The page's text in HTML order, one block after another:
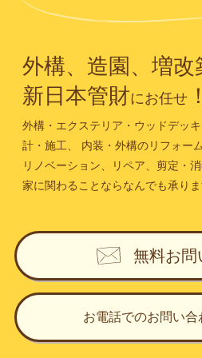
外構、造園、増改
新日本管財にお任せ！
外構・エクステリア・ウッドデッ
計・施工、
内装・外構のリフォーム
リノベーション、リペア、剪定・
家に関わることならなんでも承りま
無料お問
お電話でのお問い合